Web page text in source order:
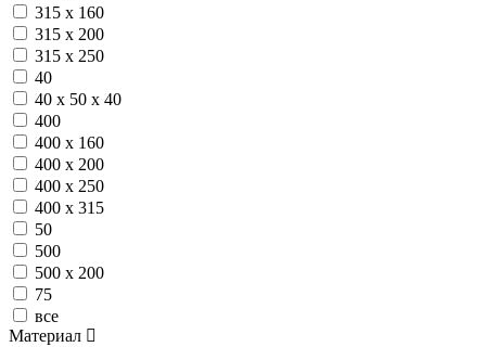
315 х 160
315 х 200
315 х 250
40
40 х 50 х 40
400
400 х 160
400 х 200
400 х 250
400 х 315
50
500
500 х 200
75
все
Материал